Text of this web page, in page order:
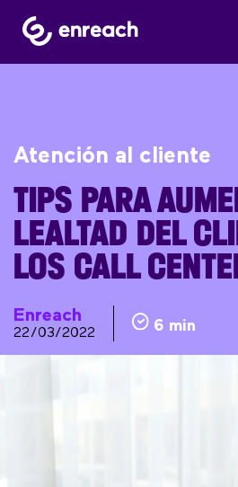
Atención al cliente
TIPS PARA
LEALTAD DEL
LOS CALL
Enreach
22/03/2022 6 min